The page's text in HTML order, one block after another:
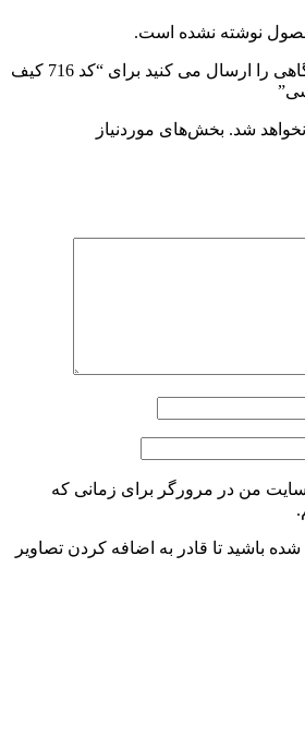
نوشته نشده است.
اولین نفری باشید که دیدگاهی را ارسال می کنید برای “کد 716 کیف
شد. بخش‌های موردنیاز
من در مرورگر برای زمانی که
باشید تا قادر به اضافه کردن تصاویر